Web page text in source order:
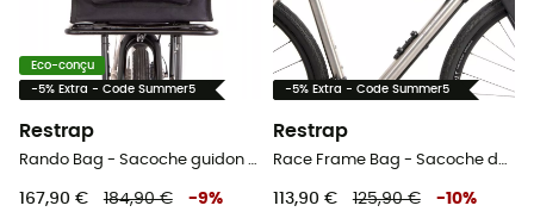
Eco-conçu
-5% Extra - Code Summer5
Restrap
Rando Bag - Sacoche guidon vélo
167,90 € 184,90 € -9%
-5% Extra - Code Summer5
Restrap
Race Frame Bag - Sacoche de cadre vélo
113,90 € 125,90 € -10%